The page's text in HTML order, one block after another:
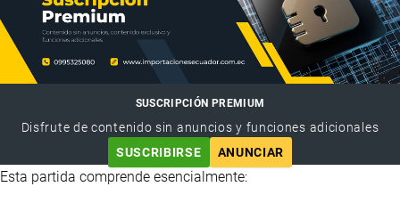
SUSCRIPCIÓN PREMIUM
Disfrute de contenido sin anuncios y funciones adicionales
SUSCRIBIRSE
ANUNCIAR
Esta partida comprende esencialmente: